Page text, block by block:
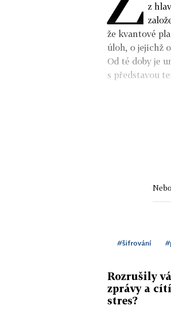
z
že kvantové
úloh, o jejichž
Od té doby je
s představou
#šifrování
Rozrušily
zprávy a
stres?